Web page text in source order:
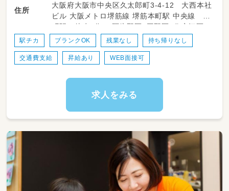
衛生・安全面にも配慮しながら、子どもたちの食
事時間を支えます。勤務時間や日数は相談可能
＜スケジュール例＞
・08:00～朝おやつとお昼ご飯の調理
・11:00～お昼ご飯の提供、片付け
・12:00～休憩(※1日通し勤務の場合)
・14:00～おやつ提供
住所
大阪府大阪市中央区久太郎町3-4-12 大西本社
ビル 大阪メトロ堺筋線 堺筋本町駅 中央線 本
町駅 徒歩5分 ～阿倍野区、平野区、住之江区、
府堺市、神戸市からもアクセス◎～
駅チカ ブランクOK 残業なし 持ち帰りなし
交通費支給 昇給あり WEB面接可
求人をみる